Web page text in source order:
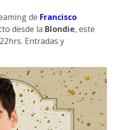
de Francisco
desde la Blondie, este
Entradas y